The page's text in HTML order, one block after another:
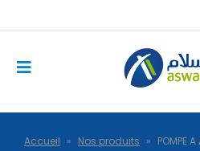
Accueil » Nos produits » POMPE